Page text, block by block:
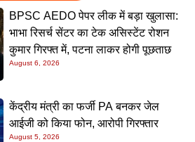
BPSC AEDO पेपर लीक में बड़ा खुलासा:
भाभा रिसर्च सेंटर का टेक असिस्टेंट रोशन
कुमार गिरफ्त में, पटना लाकर होगी पूछताछ
August 6, 2026
केंद्रीय मंत्री का फर्जी PA बनकर जेल
आईजी को किया फोन, आरोपी गिरफ्तार
August 5, 2026